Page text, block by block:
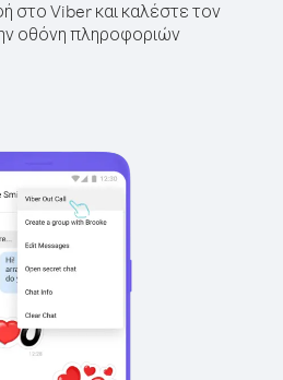
στο Viber και καλέστε τον
οθόνη πληροφοριών